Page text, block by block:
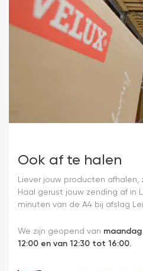
Ook af te halen
Liever jouw producten afhalen,
Haal gerust jouw zending af in
minuten van de A4 bij afslag
We zijn geopend van
12:00 en van 12:30 tot 16:00.